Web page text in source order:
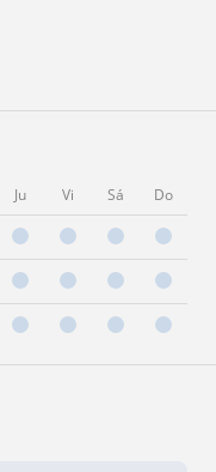
Ju Vi Sá Do